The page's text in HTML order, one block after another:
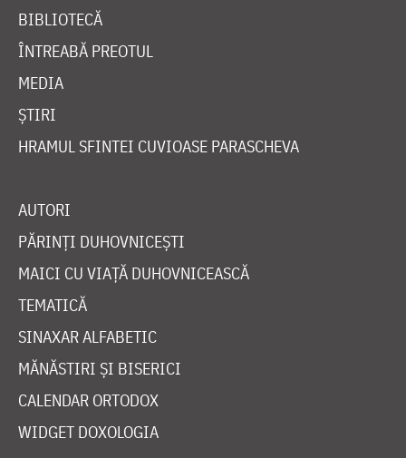
BIBLIOTECĂ
ÎNTREABĂ PREOTUL
MEDIA
ȘTIRI
HRAMUL SFINTEI CUVIOASE PARASCHEVA
AUTORI
PĂRINȚI DUHOVNICEȘTI
MAICI CU VIAȚĂ DUHOVNICEASCĂ
TEMATICĂ
SINAXAR ALFABETIC
MĂNĂSTIRI ȘI BISERICI
CALENDAR ORTODOX
WIDGET DOXOLOGIA